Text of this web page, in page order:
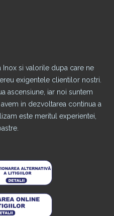
si valorile dupa care ne
exigentele clientilor nostri.
ascensiune, iar noi suntem
in dezvoltarea continua a
este meritul experientei,